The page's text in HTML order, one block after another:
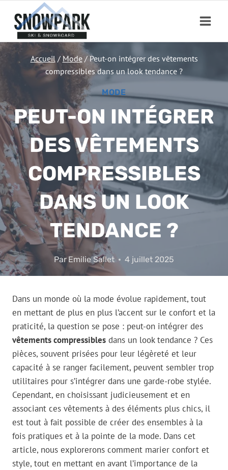
contenu
Accueil / Mode / Peut-on intégrer des vêtements
compressibles dans un look tendance ?
MODE
PEUT-ON INTÉGRER
DES VÊTEMENTS
COMPRESSIBLES
DANS UN LOOK
TENDANCE ?
Par Emilie Sallet 4 juillet 2025
Dans un monde où la mode évolue rapidement, tout
en mettant de plus en plus l’accent sur le confort et la
praticité, la question se pose : peut-on intégrer des
vêtements compressibles dans un look tendance ? Ces
pièces, souvent prisées pour leur légèreté et leur
capacité à se ranger facilement, peuvent sembler trop
utilitaires pour s’intégrer dans une garde-robe stylée.
Cependant, en choisissant judicieusement et en
associant ces vêtements à des éléments plus chics, il
est tout à fait possible de créer des ensembles à la
fois pratiques et à la pointe de la mode. Dans cet
article, nous explorerons comment marier confort et
style, tout en mettant en avant l’importance de la